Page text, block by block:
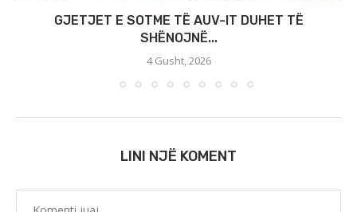
GJETJET E SOTME TË AUV-IT DUHET TË
SHËNOJNË...
4 Gusht, 2026
LINI NJË KOMENT